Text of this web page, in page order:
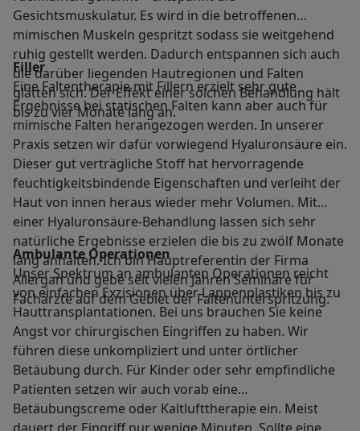
Gesichtsmuskulatur. Es wird in die betroffenen
mimischen Muskeln gespritzt sodass sie weitgehend
ruhig gestellt werden. Dadurch entspannen sich auch
die darüber liegenden Hautregionen und Falten
glätten sich. Der Effekt einer solchen Behandlung hält
bis zu vier Monate lang an.
Filler
Eine Faltentherapie mit Fillern erzielt sehr gute
Ergebnisse bei statischen Falten kann aber auch für
mimische Falten herangezogen werden. In unserer
Praxis setzen wir dafür vorwiegend Hyaluronsäure ein.
Dieser gut verträgliche Stoff hat hervorragende
feuchtigkeitsbindende Eigenschaften und verleiht der
Haut von innen heraus wieder mehr Volumen. Mit
einer Hyaluronsäure-Behandlung lassen sich sehr
natürliche Ergebnisse erzielen die bis zu zwölf Monate
lang anhalten. Ich bin Hauptreferentin der Firma
Allergan und gebe seit vielen Jahren Seminare für
Fachärzte auf dem Gebiet der Faltenunterspritzung.
Ambulante Operationen
Unser Spektrum an ambulanten Operationen reicht
von einfachen Exzisionen über Lappenplastiken bis zu
Hauttransplantationen. Bei uns brauchen Sie keine
Angst vor chirurgischen Eingriffen zu haben. Wir
führen diese unkompliziert und unter örtlicher
Betäubung durch. Für Kinder oder sehr empfindliche
Patienten setzen wir auch vorab eine
Betäubungscreme oder Kaltlufttherapie ein. Meist